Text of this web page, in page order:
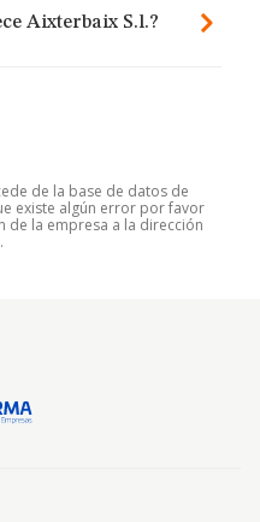
Aixterbaix S.l.?
de la base de datos de
existe algún error por favor
la empresa a la dirección